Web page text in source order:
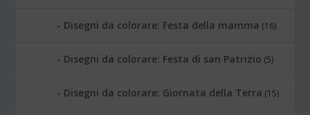
Disegni da colorare: Festa della mamma (16)
Disegni da colorare: Festa di san Patrizio (5)
Disegni da colorare: Giornata della Terra (15)